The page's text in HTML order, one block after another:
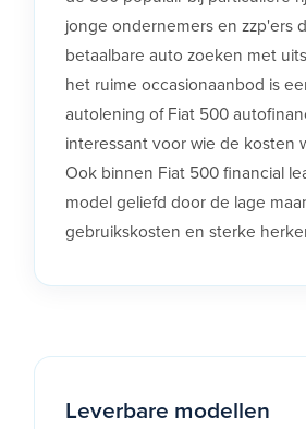
jonge ondernemers en zzp'ers
betaalbare auto zoeken met
het ruime occasionaanbod is
autolening of Fiat 500
interessant voor wie de kosten
Ook binnen Fiat 500 financial
model geliefd door de lage
gebruikskosten en sterke
Leverbare modellen